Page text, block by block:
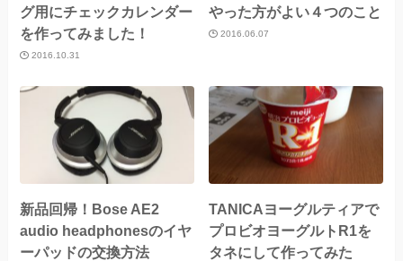
グ用にチェックカレンダー
を作ってみました！
2016.10.31
やった方がよい４つのこと
2016.06.07
新品回帰！Bose AE2
audio headphonesのイヤ
ーパッドの交換方法
TANICAヨーグルティアで
プロビオヨーグルトR1を
タネにして作ってみた